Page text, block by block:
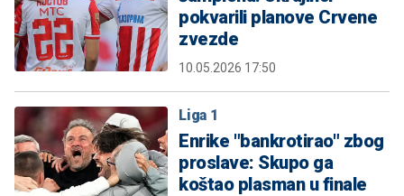
pokvarili planove Crvene
zvezde
10.05.2026 17:50
Liga 1
Enrike "bankrotirao" zbog
proslave: Skupo ga
koštao plasman u finale